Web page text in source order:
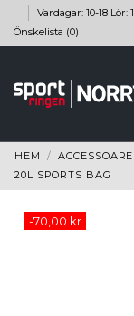
Vardagar: 10-18 Lör:
Önskelista (0)
HEM
20L SPORTS BAG
-70,00 kr